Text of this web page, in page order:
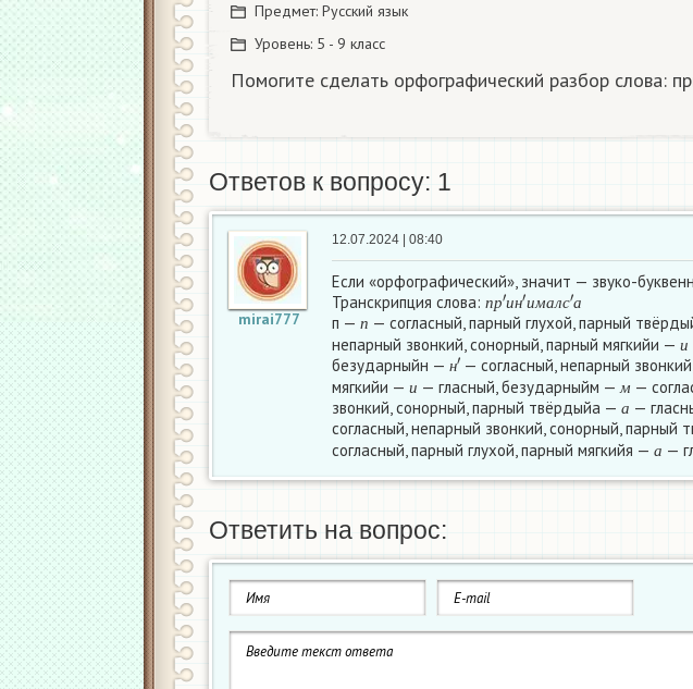
Предмет: Русский язык
Уровень: 5 - 9 класс
Помогите сделать орфографический разбор слова:
Ответов к вопросу: 1
mirai777
12.07.2024 | 08:40
Если «орфографический», значит — звуко-
Транскрипция слова: пр′ин′ималс′ а
п — п — согласный, парный глухой, парный
непарный звонкий, сонорный, парный мягкийи — и
безударныйн — н′— согласный, непарный
мягкийи —
и
и — гласный, безударныйм — м
м —
звонкий, сонорный, парный твёрдыйа — а —
согласный, непарный звонкий, сонорный, парный
согласный, парный глухой, парный мягкийя —
а
а —
Ответить на вопрос: